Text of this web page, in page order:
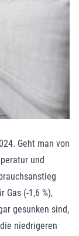
Geht man von
und
Gas (-1,6 %),
gesunken sind,
niedrigeren